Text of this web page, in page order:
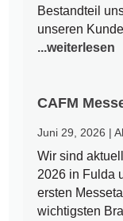
Bestandteil
unseren
...weiterlesen
CAFM
Juni 29, 2026 |
Wir sind
2026 in Fulda
ersten
wichtigsten